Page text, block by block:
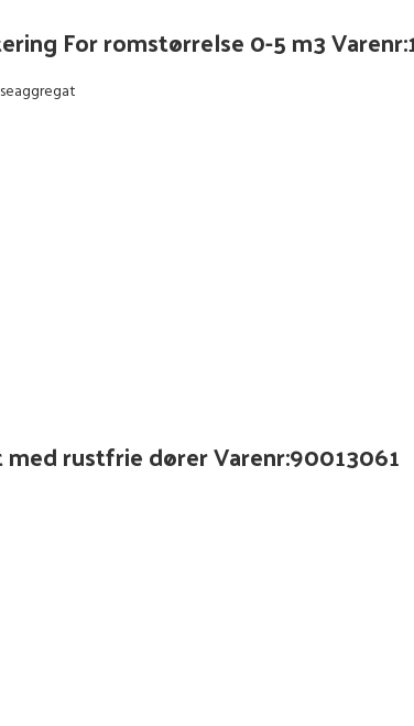
For romstørrelse 0-5 m3
rustfrie dører Varenr:90013061